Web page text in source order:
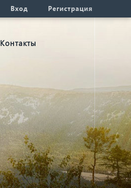
Вход Регистрация
Контакты